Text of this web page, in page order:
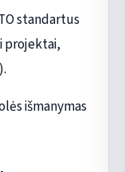
standartus
projektai,
išmanymas